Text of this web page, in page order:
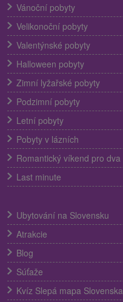
Vánoční pobyty
Velikonoční pobyty
Valentýnské pobyty
Halloween pobyty
Zimní lyžařské pobyty
Podzimní pobyty
Letní pobyty
Pobyty v lázních
Romantický víkend pro dva
Last minute
Ubytování na Slovensku
Atrakcie
Blog
Súťaže
Kvíz Slepá mapa Slovenska